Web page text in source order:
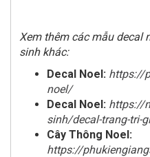
Xem thêm các mẫu decal
sinh khác:
Decal Noel: https://
noel/
Decal Noel: https://
sinh/decal-trang-tri-
Cây Thông Noel:
https://